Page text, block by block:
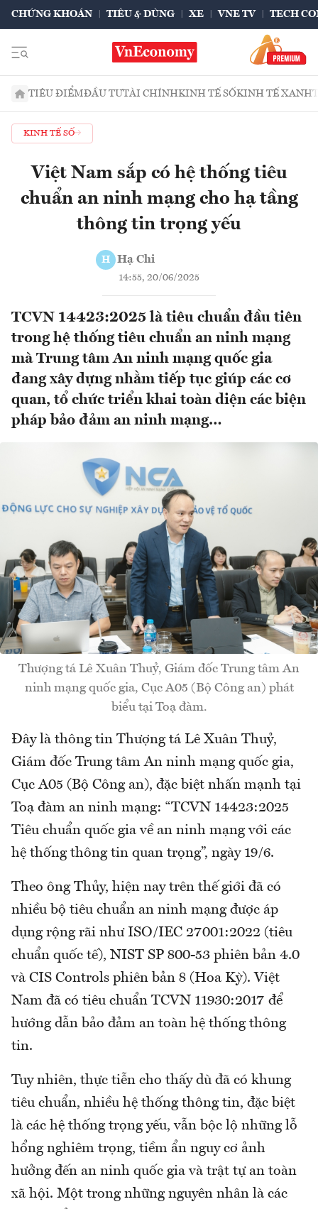
CHỨNG KHOÁN TIÊU & DÙNG XE VNE TV TECH
TIÊU ĐIỂMĐẦU TƯTÀI CHÍNHKINH TẾ SỐKINH TẾ XANH
KINH TẾ SỐ
Việt Nam sắp có hệ thống tiêu
chuẩn an ninh mạng cho hạ tầng
thông tin trọng yếu
H Hạ Chi
14:55, 20/06/2025
TCVN 14423:2025 là tiêu chuẩn đầu tiên
trong hệ thống tiêu chuẩn an ninh mạng
mà Trung tâm An ninh mạng quốc gia
đang xây dựng nhằm tiếp tục giúp các cơ
quan, tổ chức triển khai toàn diện các biện
pháp bảo đảm an ninh mạng…
Thượng tá Lê Xuân Thuỷ, Giám đốc Trung tâm An
ninh mạng quốc gia, Cục A05 (Bộ Công an) phát
biểu tại Toạ đàm.
Đây là thông tin Thượng tá Lê Xuân Thuỷ,
Giám đốc Trung tâm An ninh mạng quốc gia,
Cục A05 (Bộ Công an), đặc biệt nhấn mạnh tại
Toạ đàm an ninh mạng: “TCVN 14423:2025
Tiêu chuẩn quốc gia về an ninh mạng với các
hệ thống thông tin quan trọng”, ngày 19/6.
Theo ông Thủy, hiện nay trên thế giới đã có
nhiều bộ tiêu chuẩn an ninh mạng được áp
dụng rộng rãi như ISO/IEC 27001:2022 (tiêu
chuẩn quốc tế), NIST SP 800-53 phiên bản 4.0
và CIS Controls phiên bản 8 (Hoa Kỳ). Việt
Nam đã có tiêu chuẩn TCVN 11930:2017 để
hướng dẫn bảo đảm an toàn hệ thống thông
tin.
Tuy nhiên, thực tiễn cho thấy dù đã có khung
tiêu chuẩn, nhiều hệ thống thông tin, đặc biệt
là các hệ thống trọng yếu, vẫn bộc lộ những lỗ
hổng nghiêm trọng, tiềm ẩn nguy cơ ảnh
hưởng đến an ninh quốc gia và trật tự an toàn
xã hội. Một trong những nguyên nhân là các